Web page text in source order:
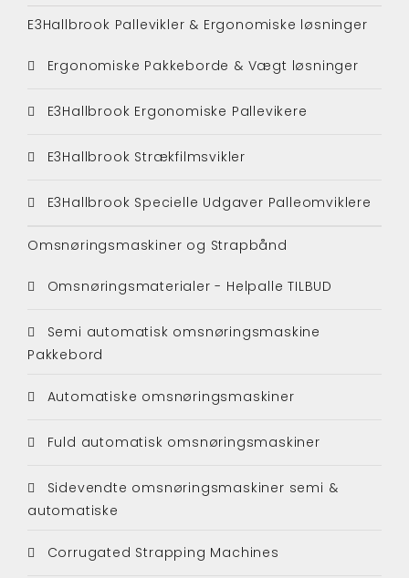
E3Hallbrook Pallevikler & Ergonomiske løsninger
Ergonomiske Pakkeborde & Vægt løsninger
E3Hallbrook Ergonomiske Pallevikere
E3Hallbrook Strækfilmsvikler
E3Hallbrook Specielle Udgaver Palleomviklere
Omsnøringsmaskiner og Strapbånd
Omsnøringsmaterialer - Helpalle TILBUD
Semi automatisk omsnøringsmaskine
Pakkebord
Automatiske omsnøringsmaskiner
Fuld automatisk omsnøringsmaskiner
Sidevendte omsnøringsmaskiner semi &
automatiske
Corrugated Strapping Machines